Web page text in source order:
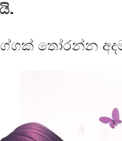
තෝරන්න අදම